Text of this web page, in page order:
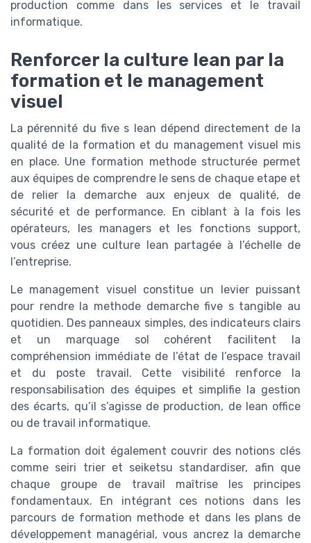
production comme dans les services et le travail
informatique.
Renforcer la culture lean par la
formation et le management
visuel
La pérennité du five s lean dépend directement de la
qualité de la formation et du management visuel mis
en place. Une formation methode structurée permet
aux équipes de comprendre le sens de chaque etape et
de relier la demarche aux enjeux de qualité, de
sécurité et de performance. En ciblant à la fois les
opérateurs, les managers et les fonctions support,
vous créez une culture lean partagée à l’échelle de
l’entreprise.
Le management visuel constitue un levier puissant
pour rendre la methode demarche five s tangible au
quotidien. Des panneaux simples, des indicateurs clairs
et un marquage sol cohérent facilitent la
compréhension immédiate de l’état de l’espace travail
et du poste travail. Cette visibilité renforce la
responsabilisation des équipes et simplifie la gestion
des écarts, qu’il s’agisse de production, de lean office
ou de travail informatique.
La formation doit également couvrir des notions clés
comme seiri trier et seiketsu standardiser, afin que
chaque groupe de travail maîtrise les principes
fondamentaux. En intégrant ces notions dans les
parcours de formation methode et dans les plans de
développement managérial, vous ancrez la demarche